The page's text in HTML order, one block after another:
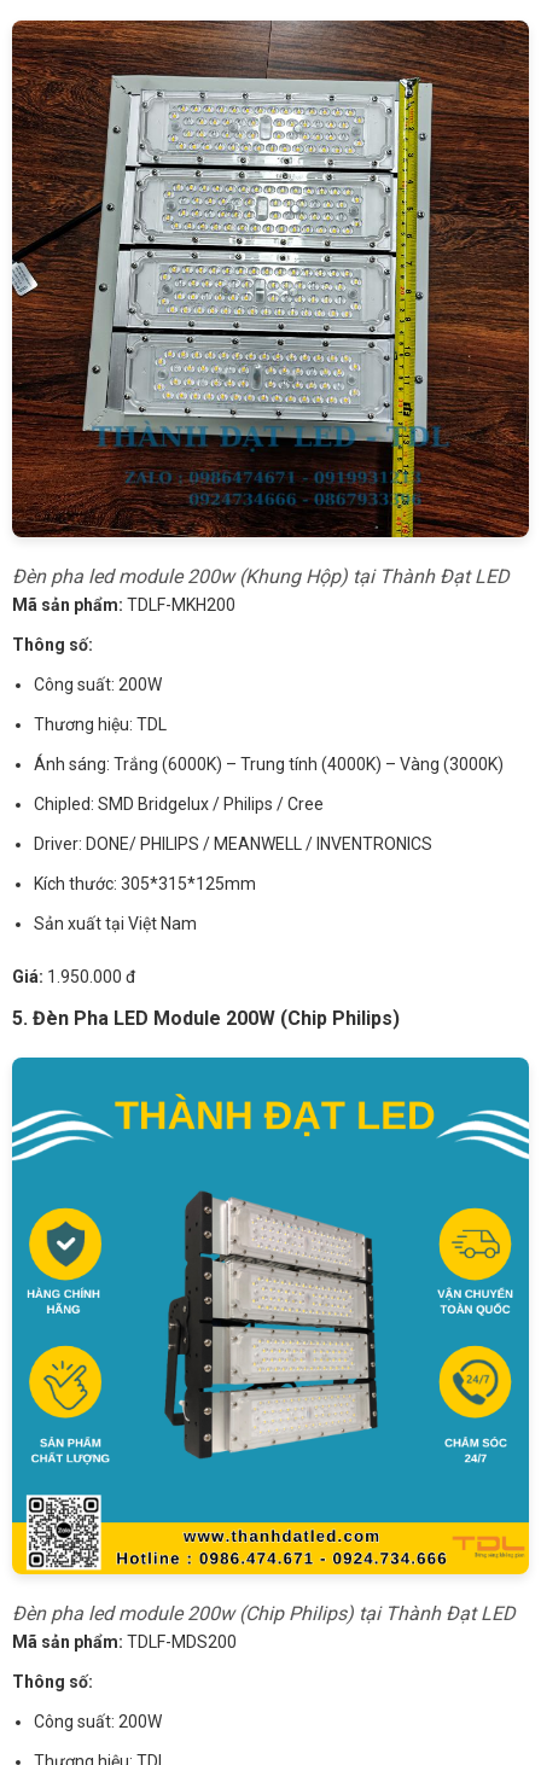
Đèn pha led module 200w (Khung Hộp) tại Thành Đạt LED
Mã sản phẩm: TDLF-MKH200
Thông số:
Công suất: 200W
Thương hiệu: TDL
Ánh sáng: Trắng (6000K) – Trung tính (4000K) – Vàng (3000K)
Chipled: SMD Bridgelux / Philips / Cree
Driver: DONE/ PHILIPS / MEANWELL / INVENTRONICS
Kích thước: 305*315*125mm
Sản xuất tại Việt Nam
Giá: 1.950.000 đ
5. Đèn Pha LED Module 200W (Chip Philips)
Đèn pha led module 200w (Chip Philips) tại Thành Đạt LED
Mã sản phẩm: TDLF-MDS200
Thông số:
Công suất: 200W